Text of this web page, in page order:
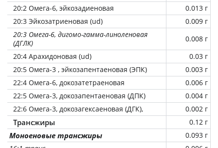
20:2 Омега-6, эйкозадиеновая
0.013 г
20:3 Эйкозатриеновая (ud)
0.009 г
20:3 Омега-6, дигомо-гамма-линоленовая
(ДГЛК)
0.008 г
20:4 Арахидоновая (ud)
0.03 г
20:5 Омега-3 , эйкозапентаеновая (ЭПК)
0.003 г
22:4 Омега-6, докозатетраеновая
0.006 г
22:5 Омега-3, докозапентаеновая (ДПК)
0.004 г
22:6 Омега-3, докозагексаеновая (ДГК),
0.002 г
Трансжиры 0.12 г
Моноеновые трансжиры
0.093 г